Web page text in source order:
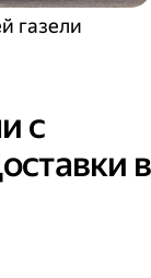
газели
с
в